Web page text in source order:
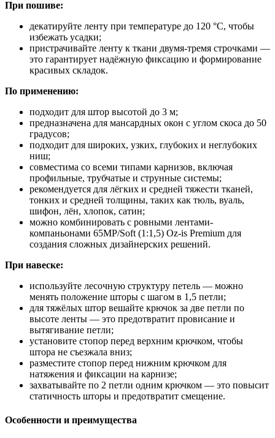
При пошиве:
декатируйте ленту при температуре до 120 °C, чтобы
избежать усадки;
пристрачивайте ленту к ткани двумя-тремя строчками —
это гарантирует надёжную фиксацию и формирование
красивых складок.
По применению:
подходит для штор высотой до 3 м;
предназначена для мансардных окон с углом скоса до 50
градусов;
подходит для широких, узких, глубоких и неглубоких
ниш;
совместима со всеми типами карнизов, включая
профильные, трубчатые и струнные системы;
рекомендуется для лёгких и средней тяжести тканей,
тонких и средней толщины, таких как тюль, вуаль,
шифон, лён, хлопок, сатин;
можно комбинировать с ровными лентами-
компаньонами 65MP/Soft (1:1,5) Oz-is Premium для
создания сложных дизайнерских решений.
При навеске:
используйте лесочную структуру петель — можно
менять положение шторы с шагом в 1,5 петли;
для тяжёлых штор вешайте крючок за две петли по
высоте ленты — это предотвратит провисание и
вытягивание петли;
установите стопор перед верхним крючком, чтобы
штора не съезжала вниз;
разместите стопор перед нижним крючком для
натяжения и фиксации на карнизе;
захватывайте по 2 петли одним крючком — это повысит
статичность шторы и предотвратит смещение.
Особенности и преимущества